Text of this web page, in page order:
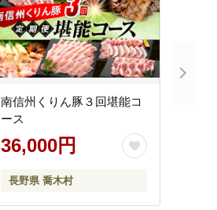
南信州くりん豚３回堪能コ
ース
36,000円
長野県 喬木村